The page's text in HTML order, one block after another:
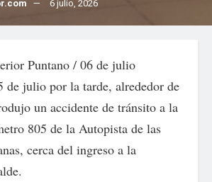
6 julio, 2026
Puntano / 06 de julio
de julio por la tarde, alrededor de
un accidente de tránsito a la
805 de la Autopista de las
cerca del ingreso a la